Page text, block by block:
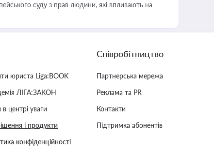
суду з прав людини, які впливають на
юриста Liga:BOOK
ЛІГА:ЗАКОН
центрі уваги
і продукти
конфіденційності
Співробітництво
Партнерська мережа
Реклама та PR
Контакти
Підтримка абонентів